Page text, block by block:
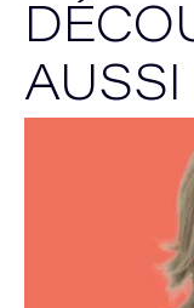
AUSSI